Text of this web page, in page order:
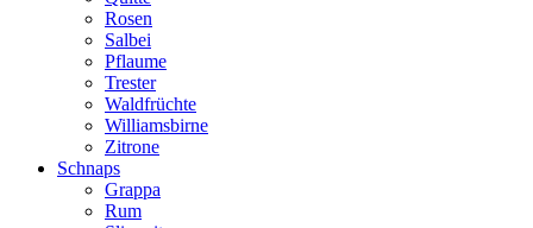
Rosen
Salbei
Pflaume
Trester
Waldfrüchte
Williamsbirne
Zitrone
Schnaps
Grappa
Rum